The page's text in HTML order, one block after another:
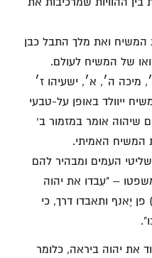
המשיח ואת מלך התבל כבן
של המשיח לעולם.
מיכה ה׳, א׳, ישעיהו ז׳
ייוולד באופן על-טבעי
שיהוה אומר במזמור ב'
המשיח האמיתי.
העמים ומבהיר להם
– "עִבדו את יהוה
יֶאנף ותאבדו דרך, כי
את יהוה ביראה, כלומר